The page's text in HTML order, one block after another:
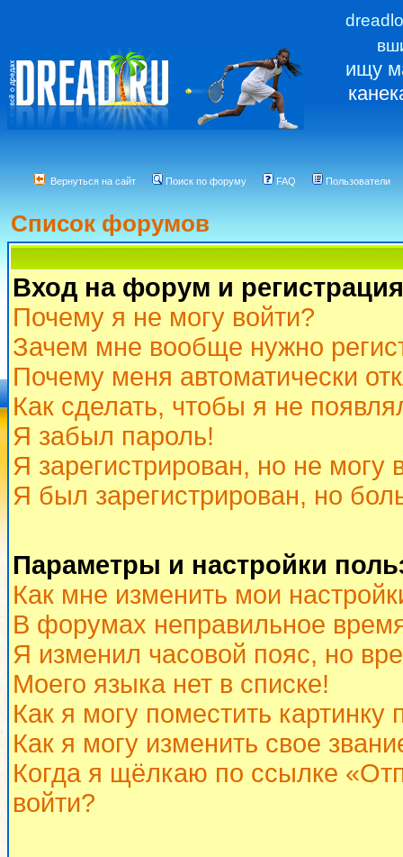
ищу
Вернуться на сайт Поиск по форуму FAQ Пользователи
Список форумов
Вход на форум и регистрация
Почему я не могу войти?
Зачем мне вообще нужно
Почему меня автоматически
Как сделать, чтобы я не
Я забыл пароль!
Я зарегистрирован, но не могу
Я был зарегистрирован, но
Параметры и настройки
Как мне изменить мои
В форумах неправильное
Я изменил часовой пояс, но
Моего языка нет в списке!
Как я могу поместить
Как я могу изменить свое
Когда я щёлкаю по ссылке
войти?